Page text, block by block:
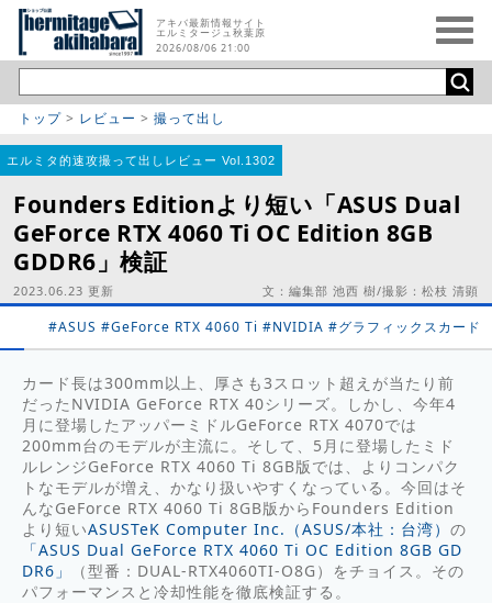
アキバ最新情報サイト
エルミタージュ秋葉原
2026/08/06 21:00
トップ > レビュー > 撮って出し
エルミタ的速攻撮って出しレビュー Vol.1302
Founders Editionより短い「ASUS Dual
GeForce RTX 4060 Ti OC Edition 8GB
GDDR6」検証
2023.06.23 更新 文：編集部 池西 樹/撮影：松枝 清顕
#ASUS #GeForce RTX 4060 Ti #NVIDIA #グラフィックスカード
カード長は300mm以上、厚さも3スロット超えが当たり前
だったNVIDIA GeForce RTX 40シリーズ。しかし、今年4
月に登場したアッパーミドルGeForce RTX 4070では
200mm台のモデルが主流に。そして、5月に登場したミド
ルレンジGeForce RTX 4060 Ti 8GB版では、よりコンパク
トなモデルが増え、かなり扱いやすくなっている。今回はそ
んなGeForce RTX 4060 Ti 8GB版からFounders Edition
より短いASUSTeK Computer Inc.（ASUS/本社：台湾） の
「ASUS Dual GeForce RTX 4060 Ti OC Edition 8GB GD
DR6」
（型番：DUAL-RTX4060TI-O8G）をチョイス。その
パフォーマンスと冷却性能を徹底検証する。